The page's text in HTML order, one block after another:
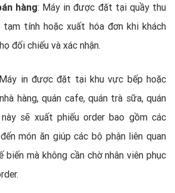
hàng: Máy in được đặt tại quầy thu
tính hoặc xuất hóa đơn khi khách
đối chiếu và xác nhận.
Máy in được đặt tại khu vực bếp hoặc
hàng, quán cafe, quán trà sữa, quán
này sẽ xuất phiếu order bao gồm các
món ăn giúp các bộ phận liên quan
mà không cần chờ nhân viên phục